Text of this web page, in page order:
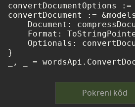
convertDocumentOptions :=
convertDocument :=
Document:
Format:
Optionals:
}
_, _ =
Pokreni kôd